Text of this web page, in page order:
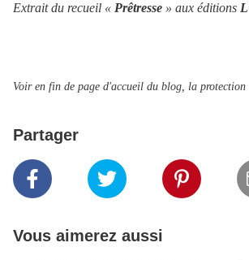
Extrait du recueil « Prêtresse » aux éditions
Voir en fin de page d'accueil du blog, la protection
Partager
Vous aimerez aussi